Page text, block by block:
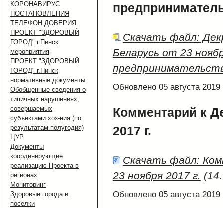
КОРОНАВИРУС
ПОСТАНОВЛЕНИЯ
ТЕЛЕФОН ДОВЕРИЯ
ПРОЕКТ "ЗДОРОВЫЙ
ГОРОД" г.Пинск
мероприятия
ПРОЕКТ "ЗДОРОВЫЙ
ГОРОД" г.Пинск
нормативные документы
Обобщенные сведения о
типичных нарушениях,
совершаемых
субъектами хоз-ния (по
результатам полугодия)
ЦУР
Документы
координирующие
реализацию Проекта в
регионах
Мониторинг
Здоровые города и
поселки
Скачать файл:
Беларусь от 23
Обновлено 05 августа 2019
Комментарий к
2017 г.
Скачать файл:
23 ноября 2017 г.
Обновлено 05 августа 2019